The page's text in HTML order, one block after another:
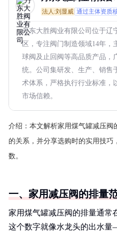
法人:刘显威 通过主体资质
丹东大胜阀业有限公司位于辽
区，专注阀门制造领域14年，
球阀及止回阀等高品质产品，
统。公司集研发、生产、销售
术体系，严格执行行业标准，
市场信赖。
介绍： 本文解析家用煤气罐减压阀
的关系，并分享选购时的实用技巧
数。
一、家用减压阀的排量
家用煤气罐减压阀的排量通常
这个数字就像水龙头的出水